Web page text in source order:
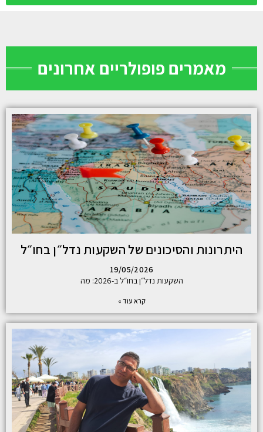
מאמרים פופולריים אחרונים
היתרונות והסיכונים של השקעות נדל״ן בחו״ל
19/05/2026
השקעות נדל״ן בחו״ל ב-2026: מה
קרא עוד »